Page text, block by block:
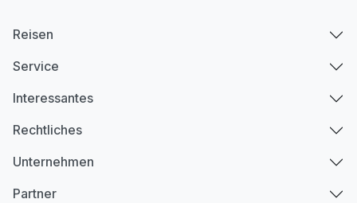
Reisen
Service
Interessantes
Rechtliches
Unternehmen
Partner